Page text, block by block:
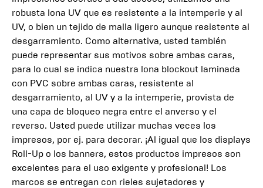
robusta lona UV que es resistente a la intemperie y al
UV, o bien un tejido de malla ligero aunque resistente al
desgarramiento. Como alternativa, usted también
puede representar sus motivos sobre ambas caras,
para lo cual se indica nuestra lona blockout laminada
con PVC sobre ambas caras, resistente al
desgarramiento, al UV y a la intemperie, provista de
una capa de bloqueo negra entre el anverso y el
reverso. Usted puede utilizar muchas veces los
impresos, por ej. para decorar. ¡Al igual que los displays
Roll-Up o los banners, estos productos impresos son
excelentes para el uso exigente y profesional! Los
marcos se entregan con rieles sujetadores y